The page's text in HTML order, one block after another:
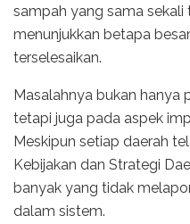
sampah yang sama sekali
menunjukkan betapa
terselesaikan.
Masalahnya bukan hanya
tetapi juga pada aspek
Meskipun setiap daerah
Kebijakan dan Strategi
banyak yang tidak
dalam sistem.